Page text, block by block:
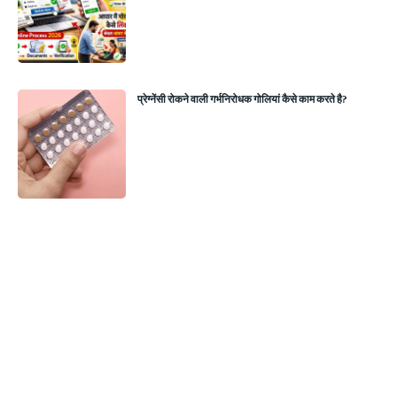
प्रेग्‍नेंसी रोकने वाली गर्भनिरोधक गोलियां कैसे काम करते है?